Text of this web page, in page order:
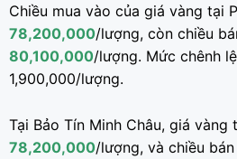
Chiều mua vào của giá vàng tại
78,200,000/lượng, còn chiều
80,100,000/lượng. Mức chênh
1,900,000/lượng.
Tại Bảo Tín Minh Châu, giá vàng
78,200,000/lượng, và chiều